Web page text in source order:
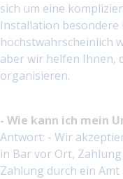
sich um eine
Installation
höchstwahrscheinlich
aber wir helfen Ihnen,
organisieren.
- Wie kann ich mein
Antwort: - Wir
in Bar vor Ort,
Zahlung durch ein